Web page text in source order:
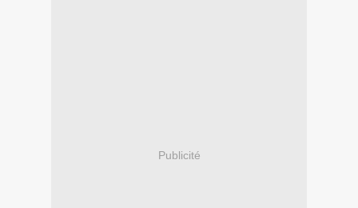
Publicité